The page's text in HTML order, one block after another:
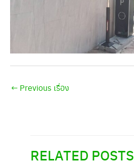
← Previous เรื่อง
RELATED POSTS